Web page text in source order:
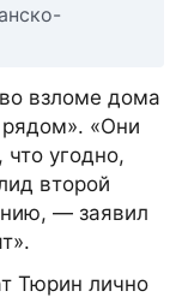
взломе дома
рядом». «Они
что угодно,
второй
— заявил